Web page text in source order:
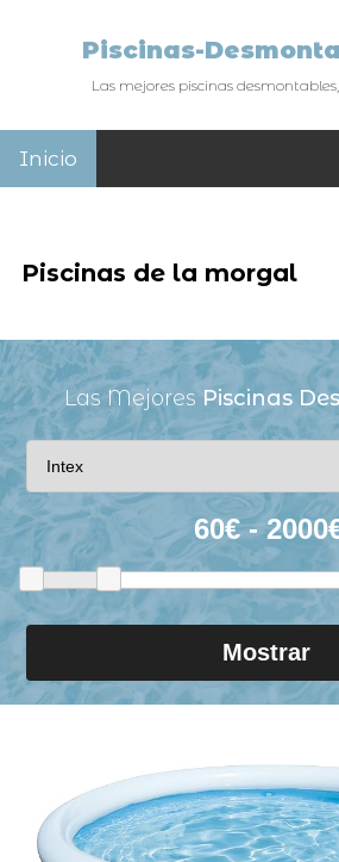
Piscinas-
Las mejores piscinas
Inicio
Piscinas de la morgal
Las Mejores Piscinas
Mostrar